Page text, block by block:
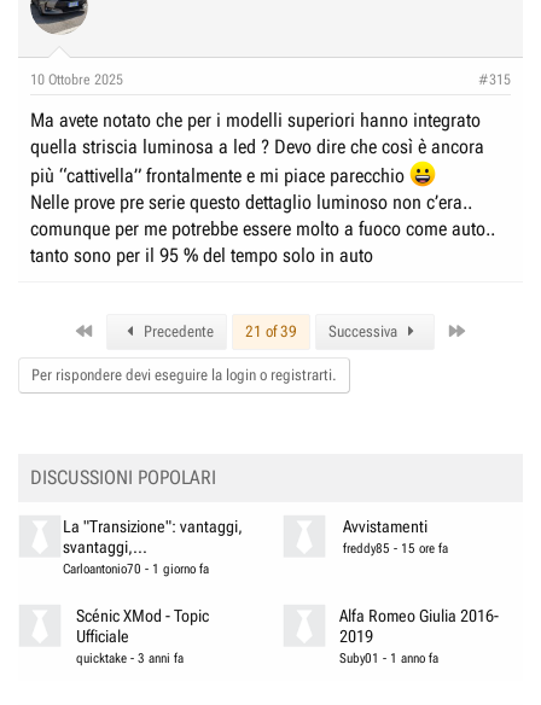
10 Ottobre 2025 #315
Ma avete notato che per i modelli superiori hanno integrato
quella striscia luminosa a led ? Devo dire che così è ancora
più “cattivella” frontalmente e mi piace parecchio
Nelle prove pre serie questo dettaglio luminoso non c’era..
comunque per me potrebbe essere molto a fuoco come auto..
tanto sono per il 95 % del tempo solo in auto
Precedente 21 of 39 Successiva
Per rispondere devi eseguire la login o registrarti.
DISCUSSIONI POPOLARI
La "Transizione": vantaggi,
svantaggi,...
Carloantonio70 - 1 giorno fa
Avvistamenti
freddy85 - 15 ore fa
Scénic XMod - Topic
Ufficiale
quicktake -3 anni fa
Alfa Romeo Giulia 2016-
2019
Suby01 - 1 anno fa